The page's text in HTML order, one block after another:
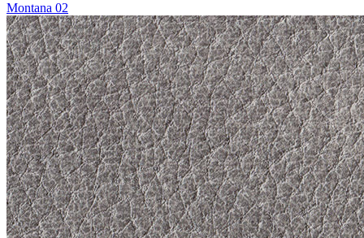
Montana 02